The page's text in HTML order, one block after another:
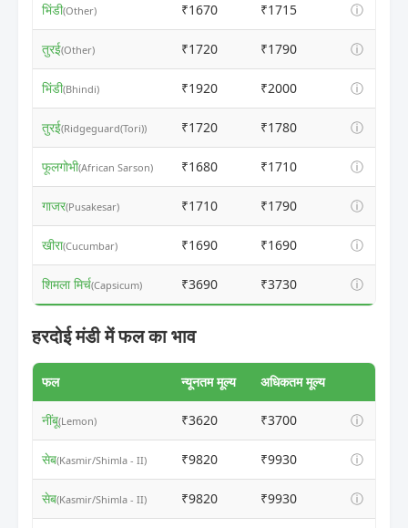
भिंडी(Other) ₹1670 ₹1715 ⓘ
तुरई(Other) ₹1720 ₹1790 ⓘ
भिंडी(Bhindi) ₹1920 ₹2000 ⓘ
तुरई(Ridgeguard(Tori)) ₹1720 ₹1780 ⓘ
फूलगोभी(African Sarson) ₹1680 ₹1710 ⓘ
गाजर(Pusakesar) ₹1710 ₹1790 ⓘ
खीरा(Cucumbar) ₹1690 ₹1690 ⓘ
शिमला मिर्च(Capsicum) ₹3690 ₹3730 ⓘ
हरदोई मंडी में फल का भाव
फल न्यूनतम मूल्य अधिकतम मूल्य
नींबू(Lemon) ₹3620 ₹3700 ⓘ
सेब(Kasmir/Shimla - II) ₹9820 ₹9930 ⓘ
सेब(Kasmir/Shimla - II) ₹9820 ₹9930 ⓘ